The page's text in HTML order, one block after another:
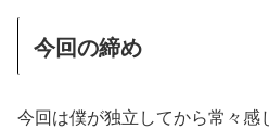
今回の締め
今回は僕が独立してから常々